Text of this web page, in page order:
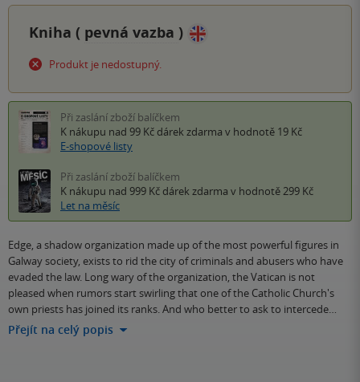
Kniha ( pevná vazba )
Produkt je nedostupný.
Při zaslání zboží balíčkem
K nákupu nad 99 Kč dárek zdarma v hodnotě 19 Kč
E-shopové listy
Při zaslání zboží balíčkem
K nákupu nad 999 Kč dárek zdarma v hodnotě 299 Kč
Let na měsíc
Edge, a shadow organization made up of the most powerful figures in
Galway society, exists to rid the city of criminals and abusers who have
evaded the law. Long wary of the organization, the Vatican is not
pleased when rumors start swirling that one of the Catholic Church's
own priests has joined its ranks. And who better to ask to intercede…
Přejít na celý popis